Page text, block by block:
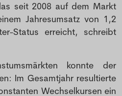
seit 2008 auf dem Markt
Jahresumsatz von 1,2
Status erreicht, schreibt
konnte der
Im Gesamtjahr resultierte
Wechselkursen ein